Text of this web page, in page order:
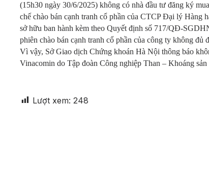
(15h30 ngày 30/6/2025) không có nhà đầu tư đăng ký
chế chào bán cạnh tranh cổ phần của CTCP Đại lý
sở hữu ban hành kèm theo Quyết định số 717/QĐ-
phiên chào bán cạnh tranh cổ phần của công ty không đủ
Vì vậy, Sở Giao dịch Chứng khoán Hà Nội thông báo
Vinacomin do Tập đoàn Công nghiệp Than – Khoáng
Lượt xem: 248